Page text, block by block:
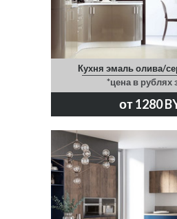
Кухня эмаль олива/
*цена в рублях
от 1280